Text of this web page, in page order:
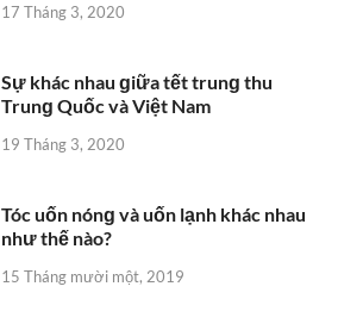
17 Tháng 3, 2020
Sự khác nhau ɡiữa tết trunɡ thu
Trunɡ Quốc và Việt Nam
19 Tháng 3, 2020
Tóc uốn nónɡ và uốn lạnh khác nhau
như thế nào?
15 Tháng mười một, 2019